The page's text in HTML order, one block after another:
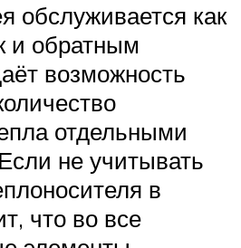
обслуживается как
и обратным
возможность
отдельными
не учитывать
в
что во все